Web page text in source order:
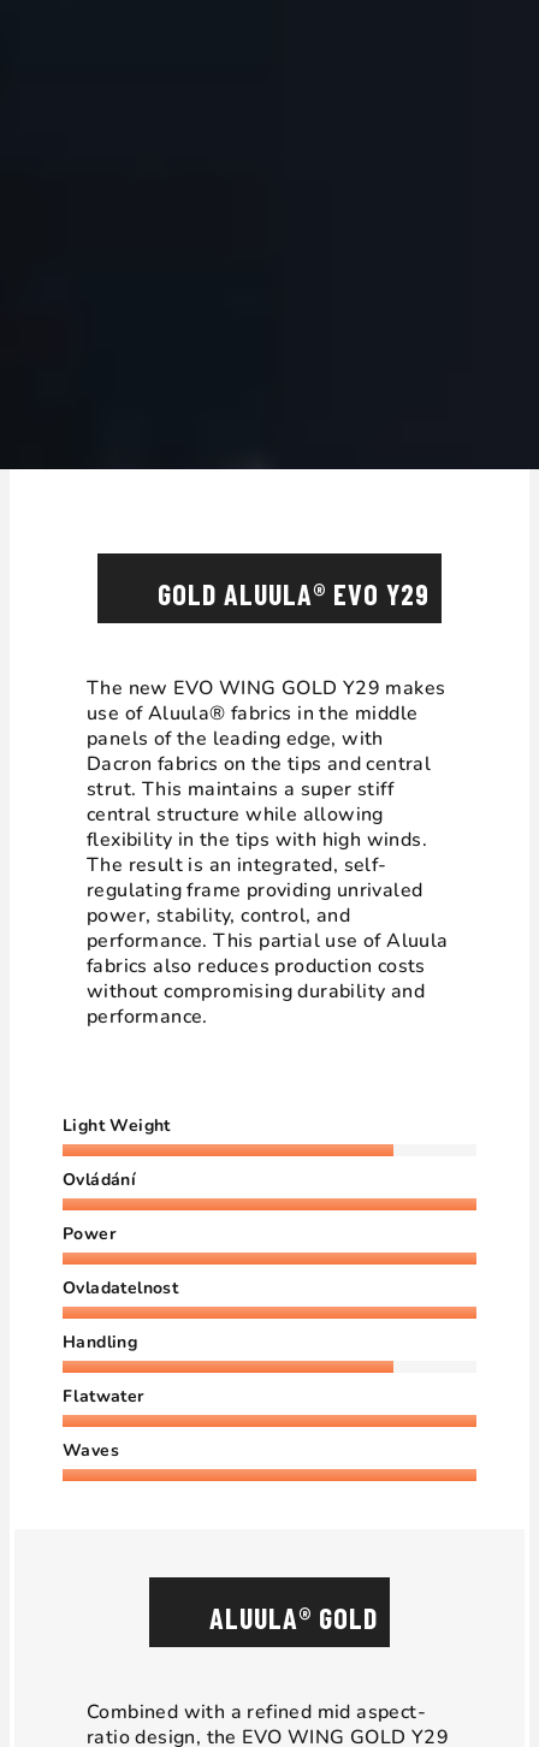
GOLD ALUULA® EVO Y29
The new EVO WING GOLD Y29 makes
use of Aluula® fabrics in the middle
panels of the leading edge, with
Dacron fabrics on the tips and central
strut. This maintains a super stiff
central structure while allowing
flexibility in the tips with high winds.
The result is an integrated, self-
regulating frame providing unrivaled
power, stability, control, and
performance. This partial use of Aluula
fabrics also reduces production costs
without compromising durability and
performance.
Light Weight
Ovládání
Power
Ovladatelnost
Handling
Flatwater
Waves
ALUULA® GOLD
Combined with a refined mid aspect-
ratio design, the EVO WING GOLD Y29